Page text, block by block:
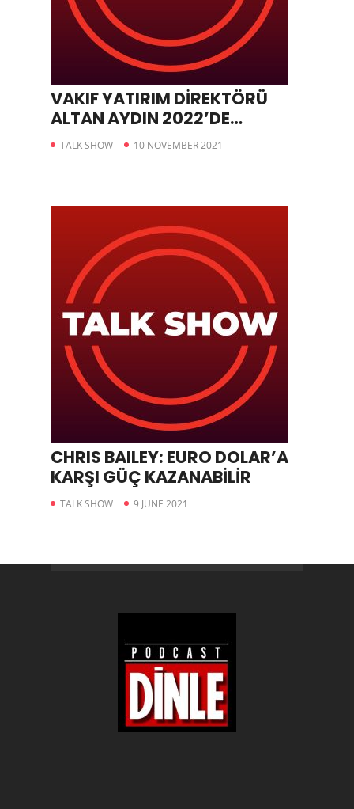
VAKIF YATIRIM DİREKTÖRÜ
ALTAN AYDIN 2022’DE
ULAŞTIRMA VE HAVACILIK ÖNE
TALK SHOW 10 NOVEMBER 2021
CHRIS BAILEY: EURO DOLAR’A
KARŞI GÜÇ KAZANABİLİR
TALK SHOW 9 JUNE 2021